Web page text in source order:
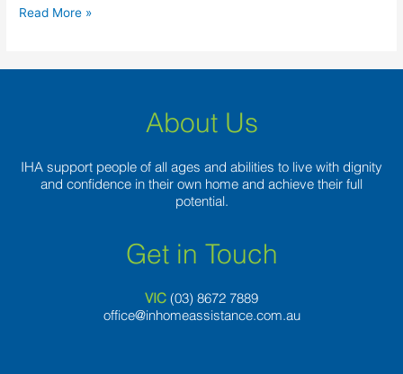
Read More »
About Us
IHA support people of all ages and abilities to live with dignity
and confidence in their own home and achieve their full
potential.
Get in Touch
VIC (03) 8672 7889
office@inhomeassistance.com.au